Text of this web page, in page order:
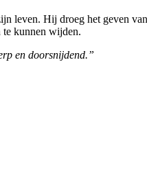
leven. Hij droeg het geven
te kunnen wijden.
en doorsnijdend.”